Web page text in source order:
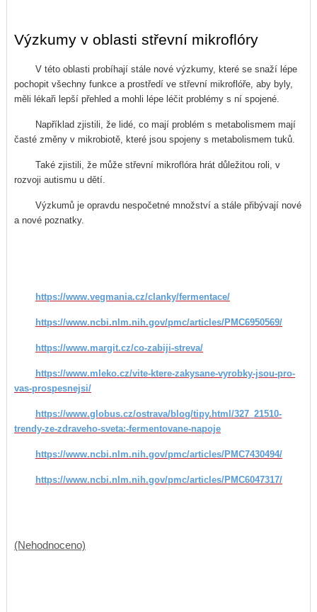
Výzkumy v oblasti střevní mikroflóry
V této oblasti probíhají stále nové výzkumy, které se snaží lépe
pochopit všechny funkce a prostředí ve střevní mikroflóře, aby byly,
měli lékaři lepší přehled a mohli lépe léčit problémy s ní spojené.
Například zjistili, že lidé, co mají problém s metabolismem mají
časté změny v mikrobiotě, které jsou spojeny s metabolismem tuků.
Také zjistili, že může střevní mikroflóra hrát důležitou roli, v
rozvoji autismu u dětí.
Výzkumů je opravdu nespočetné množství a stále přibývají nové
a nové poznatky.
https://www.vegmania.cz/clanky/fermentace/
https://www.ncbi.nlm.nih.gov/pmc/articles/PMC6950569/
https://www.margit.cz/co-zabiji-streva/
https://www.mleko.cz/vite-ktere-zakysane-vyrobky-jsou-pro-
vas-prospesnejsi/
https://www.globus.cz/ostrava/blog/tipy.html/327_21510-
trendy-ze-zdraveho-sveta:-fermentovane-napoje
https://www.ncbi.nlm.nih.gov/pmc/articles/PMC7430494/
https://www.ncbi.nlm.nih.gov/pmc/articles/PMC6047317/
(Nehodnoceno)